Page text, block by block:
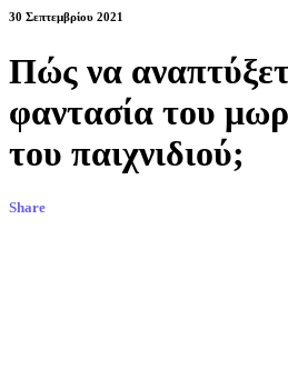
30 Σεπτεμβρίου 2021
Πώς να
φαντασία του
του παιχνιδιού;
Share